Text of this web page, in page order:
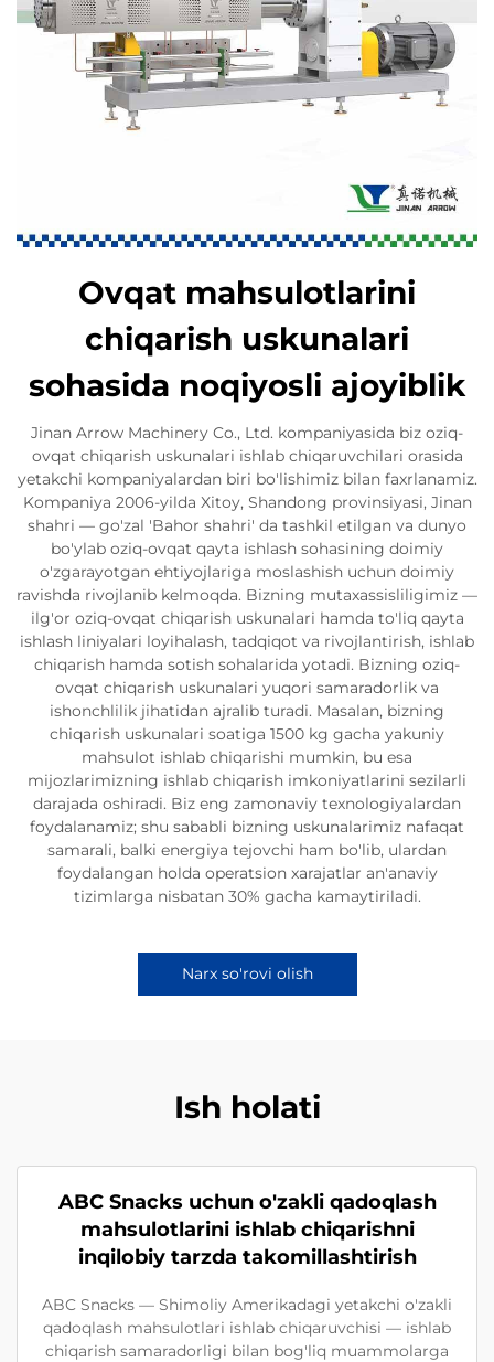
Ovqat mahsulotlarini
chiqarish uskunalari
sohasida noqiyosli ajoyiblik
Jinan Arrow Machinery Co., Ltd. kompaniyasida biz oziq-
ovqat chiqarish uskunalari ishlab chiqaruvchilari orasida
yetakchi kompaniyalardan biri bo'lishimiz bilan faxrlanamiz.
Kompaniya 2006-yilda Xitoy, Shandong provinsiyasi, Jinan
shahri — go'zal 'Bahor shahri' da tashkil etilgan va dunyo
bo'ylab oziq-ovqat qayta ishlash sohasining doimiy
o'zgarayotgan ehtiyojlariga moslashish uchun doimiy
ravishda rivojlanib kelmoqda. Bizning mutaxassisliligimiz —
ilg'or oziq-ovqat chiqarish uskunalari hamda to'liq qayta
ishlash liniyalari loyihalash, tadqiqot va rivojlantirish, ishlab
chiqarish hamda sotish sohalarida yotadi. Bizning oziq-
ovqat chiqarish uskunalari yuqori samaradorlik va
ishonchlilik jihatidan ajralib turadi. Masalan, bizning
chiqarish uskunalari soatiga 1500 kg gacha yakuniy
mahsulot ishlab chiqarishi mumkin, bu esa
mijozlarimizning ishlab chiqarish imkoniyatlarini sezilarli
darajada oshiradi. Biz eng zamonaviy texnologiyalardan
foydalanamiz; shu sababli bizning uskunalarimiz nafaqat
samarali, balki energiya tejovchi ham bo'lib, ulardan
foydalangan holda operatsion xarajatlar an'anaviy
tizimlarga nisbatan 30% gacha kamaytiriladi.
Narx so'rovi olish
Ish holati
ABC Snacks uchun o'zakli qadoqlash
mahsulotlarini ishlab chiqarishni
inqilobiy tarzda takomillashtirish
ABC Snacks — Shimoliy Amerikadagi yetakchi o'zakli
qadoqlash mahsulotlari ishlab chiqaruvchisi — ishlab
chiqarish samaradorligi bilan bog'liq muammolarga